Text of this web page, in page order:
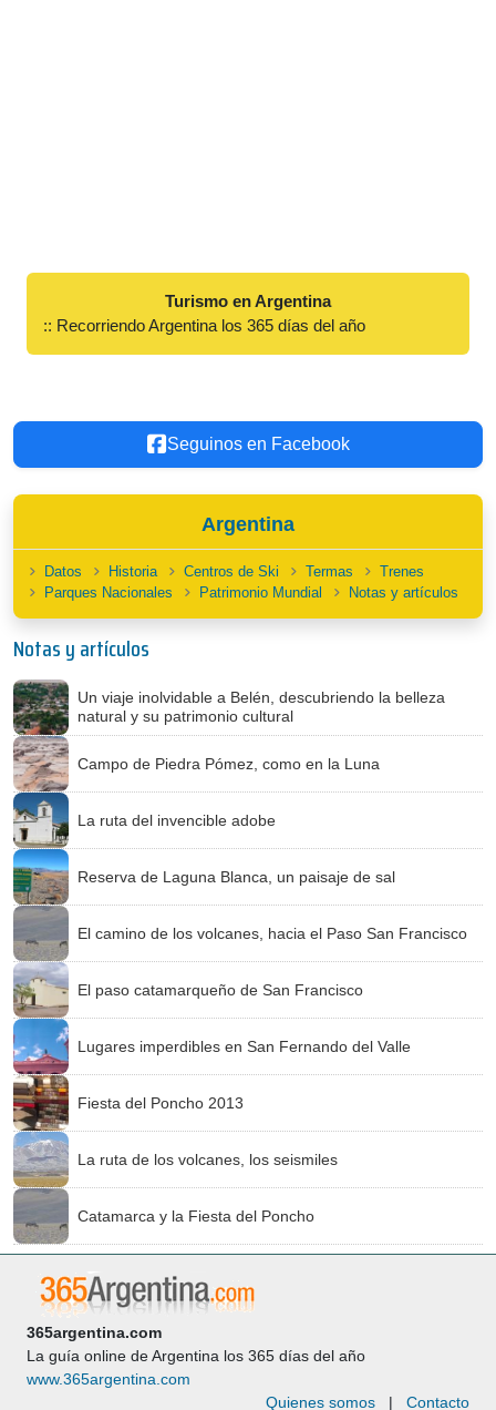
Turismo en Argentina
:: Recorriendo Argentina los 365 días del año
Seguinos en Facebook
Argentina
Datos Historia Centros de Ski Termas
Trenes
Parques Nacionales
Patrimonio Mundial Notas y artículos
Notas y artículos
Un viaje inolvidable a Belén, descubriendo la belleza
natural y su patrimonio cultural
Campo de Piedra Pómez, como en la Luna
La ruta del invencible adobe
Reserva de Laguna Blanca, un paisaje de sal
El camino de los volcanes, hacia el Paso San Francisco
El paso catamarqueño de San Francisco
Lugares imperdibles en San Fernando del Valle
Fiesta del Poncho 2013
La ruta de los volcanes, los seismiles
Catamarca y la Fiesta del Poncho
365argentina.com
La guía online de Argentina los 365 días del año
www.365argentina.com
Quienes somos | Contacto